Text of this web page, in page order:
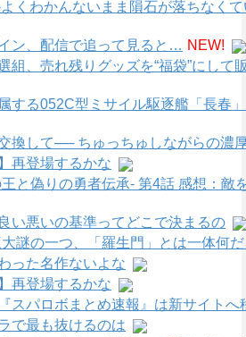
よくわかんないまま隕石が落ちなく
ン、配信で追って見ると… NEW!
組、売れ残りグッズを“福袋”にして
する052C型ミサイル駆逐艦「長春
換して── ちゅっちゅしながらの濃
再登場するかな
と偽りの勇者伝承- 第4話 感想：敵
い悪いの基準ってどこで決まるの
大謎の一つ、「羅生門」とは一体何
った名作ないよな
再登場するかな
スパロボまとめ速報』は新サイトへ
で最も抜けるのは